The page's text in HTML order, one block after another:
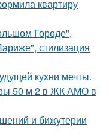
квартиру
Городе",
стилизация
кухни мечты.
50 м 2 в ЖК АМО в
и бижутерии